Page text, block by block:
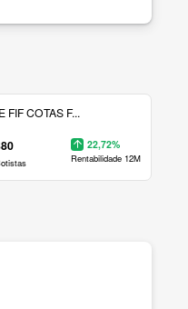
FIF COTAS F...
22,72%
Rentabilidade 12M